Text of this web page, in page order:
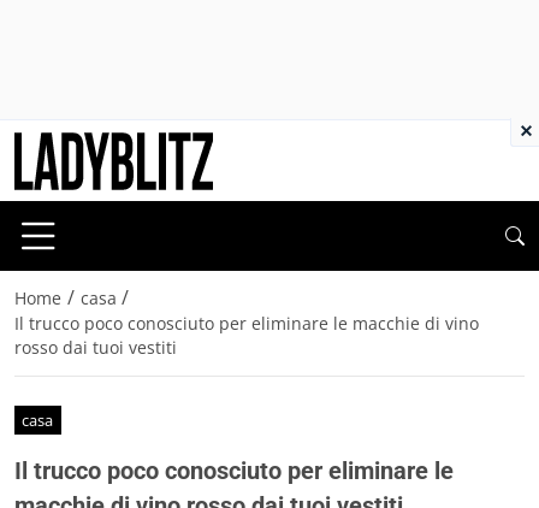
Home / casa /
Il trucco poco conosciuto per eliminare le macchie di vino
rosso dai tuoi vestiti
casa
Il trucco poco conosciuto per eliminare le
×